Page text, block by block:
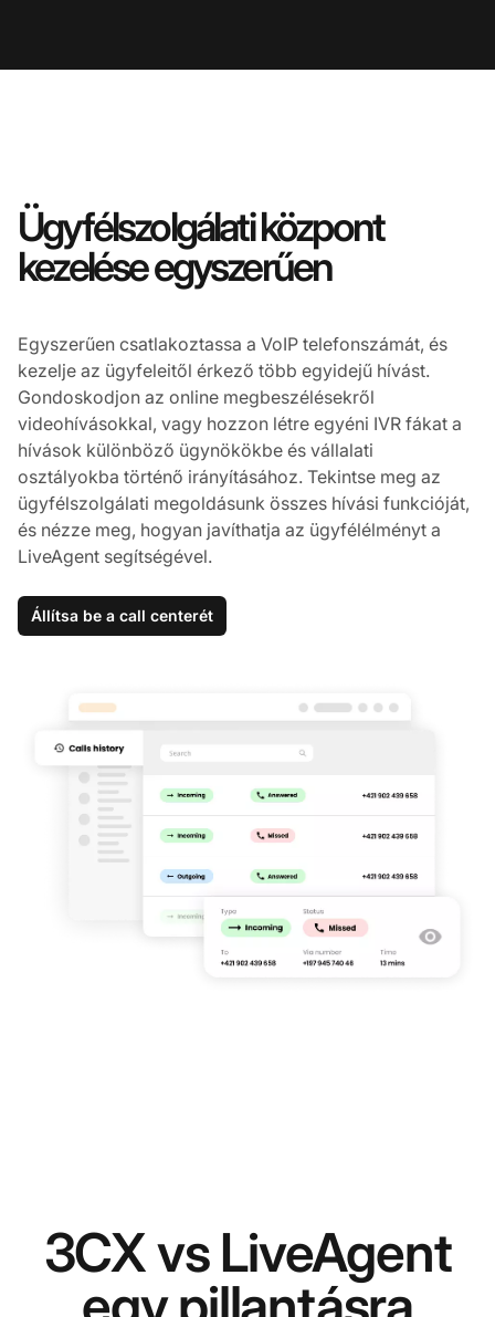
Ügyfélszolgálati központ
kezelése egyszerűen
Egyszerűen csatlakoztassa a VoIP telefonszámát, és
kezelje az ügyfeleitől érkező több egyidejű hívást.
Gondoskodjon az online megbeszélésekről
videohívásokkal, vagy hozzon létre egyéni IVR fákat a
hívások különböző ügynökökbe és vállalati
osztályokba történő irányításához. Tekintse meg az
ügyfélszolgálati megoldásunk összes hívási funkcióját,
és nézze meg, hogyan javíthatja az ügyfélélményt a
LiveAgent segítségével.
Állítsa be a call centerét
3CX vs LiveAgent